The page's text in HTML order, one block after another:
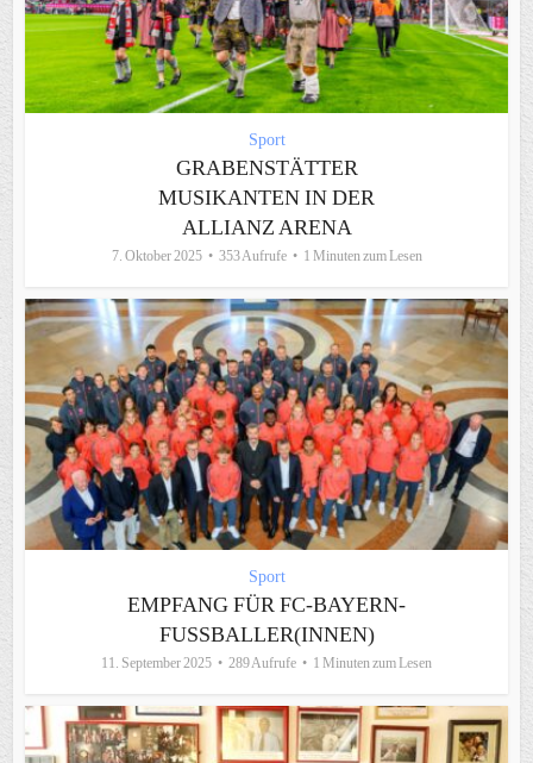
Sport
GRABENSTÄTTER
MUSIKANTEN IN DER
ALLIANZ ARENA
7. Oktober 2025 353 Aufrufe 1 Minuten zum Lesen
Sport
EMPFANG FÜR FC-BAYERN-
FUSSBALLER(INNEN)
11. September 2025 289 Aufrufe 1 Minuten zum Lesen